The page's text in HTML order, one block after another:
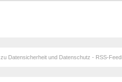
Datensicherheit und Datenschutz - RSS-